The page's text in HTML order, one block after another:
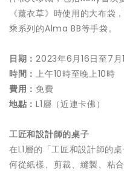
《薰衣草》時使用的大布
乘系列的Alma BB等手袋。
日期：2023年6月16日至7月
時間：上午10時至晚上10時
費用： 免費
地點：L1層（近連卡佛）
工匠和設計師的桌子
在L1層的「工匠和設計師的
何從紙樣、剪裁、縫製、粘